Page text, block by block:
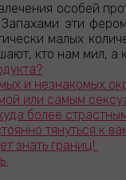
особей
эти
малых
кто нам мил, а
и незнакомых
или самым
более
тянуться к
знать границ!